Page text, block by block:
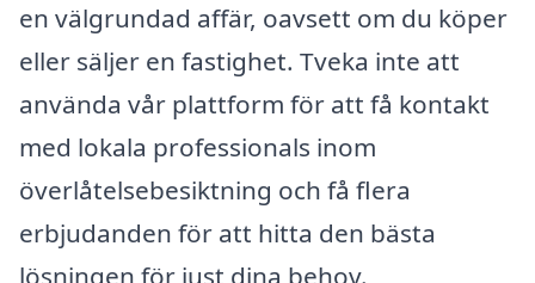
en välgrundad affär, oavsett om du köper
eller säljer en fastighet. Tveka inte att
använda vår plattform för att få kontakt
med lokala professionals inom
överlåtelsebesiktning och få flera
erbjudanden för att hitta den bästa